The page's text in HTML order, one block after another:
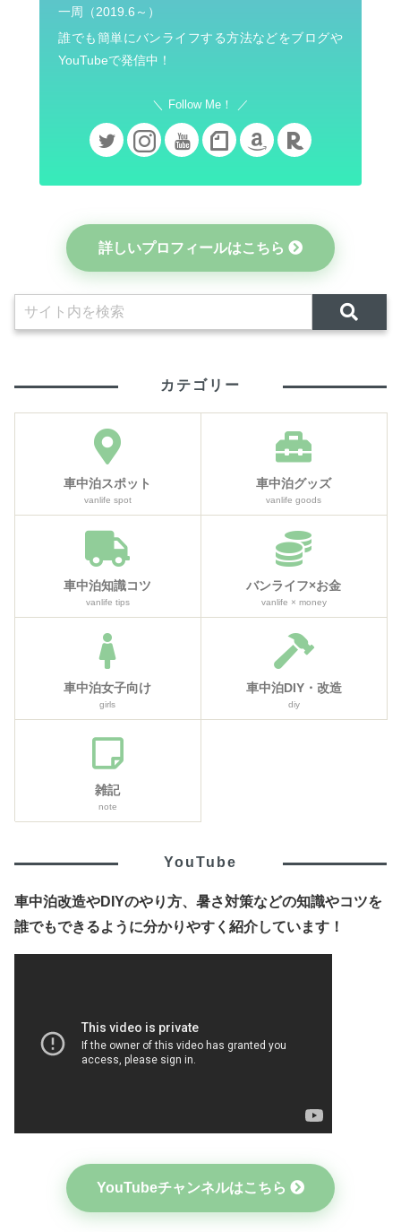
一周（2019.6～）
誰でも簡単にバンライフする方法などをブログや
YouTubeで発信中！
Follow Me！
詳しいプロフィールはこちら
カテゴリー
車中泊スポット
vanlife spot
車中泊グッズ
vanlife goods
車中泊知識コツ
vanlife tips
バンライフ×お金
vanlife × money
車中泊女子向け
girls
車中泊DIY・改造
diy
雑記
note
YouTube
車中泊改造やDIYのやり方、暑さ対策などの知識やコツを
誰でもできるように分かりやすく紹介しています！
YouTubeチャンネルはこちら